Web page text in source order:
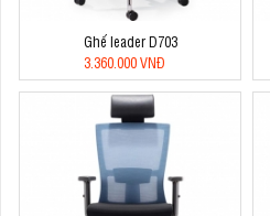
Ghế leader D703
3.360.000 VNĐ